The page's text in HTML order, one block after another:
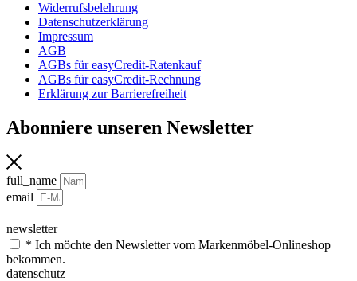
Widerrufsbelehrung
Datenschutzerklärung
Impressum
AGB
AGBs für easyCredit-Ratenkauf
AGBs für easyCredit-Rechnung
Erklärung zur Barrierefreiheit
Abonniere unseren Newsletter
full_name
email
newsletter
* Ich möchte den Newsletter vom Markenmöbel-Onlineshop
bekommen.
datenschutz